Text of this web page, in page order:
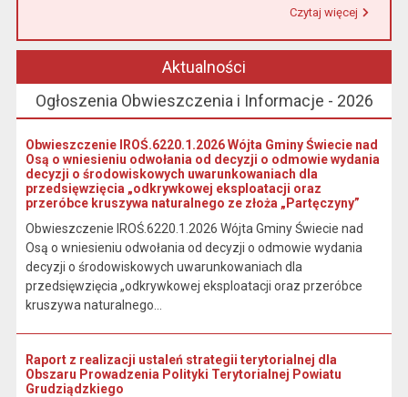
Czytaj więcej
Aktualności
Ogłoszenia Obwieszczenia i Informacje - 2026
Obwieszczenie IROŚ.6220.1.2026 Wójta Gminy Świecie nad
Osą o wniesieniu odwołania od decyzji o odmowie wydania
decyzji o środowiskowych uwarunkowaniach dla
przedsięwzięcia „odkrywkowej eksploatacji oraz
przeróbce kruszywa naturalnego ze złoża „Partęczyny”
Obwieszczenie IROŚ.6220.1.2026 Wójta Gminy Świecie nad
Osą o wniesieniu odwołania od decyzji o odmowie wydania
decyzji o środowiskowych uwarunkowaniach dla
przedsięwzięcia „odkrywkowej eksploatacji oraz przeróbce
kruszywa naturalnego...
Raport z realizacji ustaleń strategii terytorialnej dla
Obszaru Prowadzenia Polityki Terytorialnej Powiatu
Grudziądzkiego